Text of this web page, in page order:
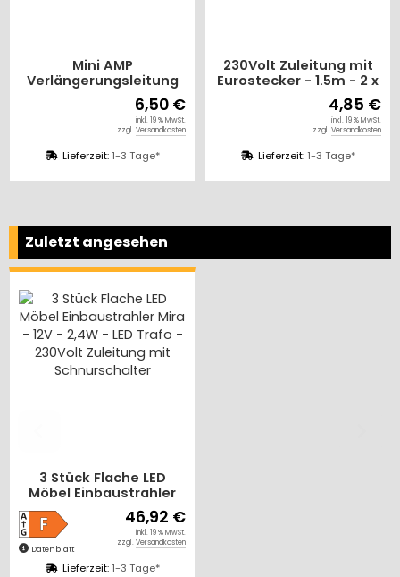
1-3 Tage*
230Volt Zuleitung mit
Eurostecker - 1.5m - 2 x
0,75 mm2 - H03 VVh2-F
1-3 Tage*
für
Zuletzt angesehen
3 Stück Flache LED
Möbel Einbaustrahler
Mira - 12V - 2,4W - LED
Trafo - 230Volt
Zuleitung mit
Schnurschalter
Lieferzeit:1-3 Tage*
Datenblatt
46,92 €
inkl. 19 % MwSt.
zzgl. Versandkosten